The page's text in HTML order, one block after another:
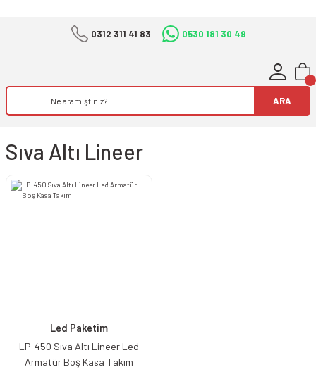
0312 311 41 83 0530 181 30 49
ARA
Sıva Altı Lineer
Led Paketim
LP-450 Sıva Altı Lineer Led
Armatür Boş Kasa Takım